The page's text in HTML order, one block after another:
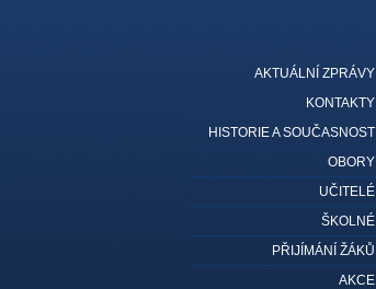
AKTUÁLNÍ ZPRÁVY
KONTAKTY
HISTORIE A SOUČASNOST
OBORY
UČITELÉ
ŠKOLNÉ
PŘIJÍMÁNÍ ŽÁKŮ
AKCE